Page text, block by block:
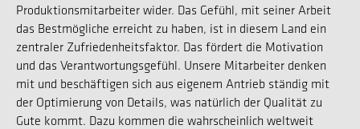
Produktionsmitarbeiter wider. Das Gefühl, mit seiner Arbeit
das Bestmögliche erreicht zu haben, ist in diesem Land ein
zentraler Zufriedenheitsfaktor. Das fördert die Motivation
und das Verantwortungsgefühl. Unsere Mitarbeiter denken
mit und beschäftigen sich aus eigenem Antrieb ständig mit
der Optimierung von Details, was natürlich der Qualität zu
Gute kommt. Dazu kommen die wahrscheinlich weltweit